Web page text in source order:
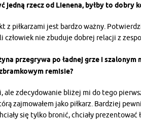
jedną rzecz od Lienena, byłby to dobry
z piłkarzami jest bardzo ważny.
człowiek nie zbuduje dobrej relacji z
przegrywa po ładnej grze i szalonym
remisie?
ale zdecydowanie bliżej mi do tego
zajmowałem jako piłkarz. Bardziej
się tylko bronić, chciały prezentować